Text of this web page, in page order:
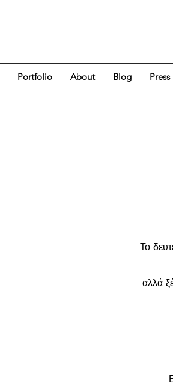
Portfolio About Blog Press
Το
αλλά